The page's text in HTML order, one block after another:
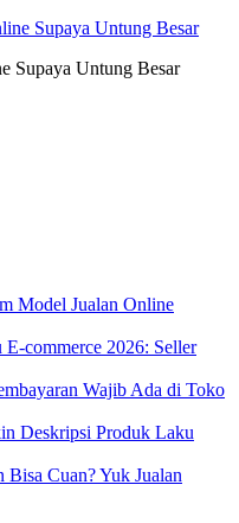
Supaya Untung Besar
Model Jualan Online
E-commerce 2026: Seller
Wajib Ada di Toko
Deskripsi Produk Laku
Bisa Cuan? Yuk Jualan